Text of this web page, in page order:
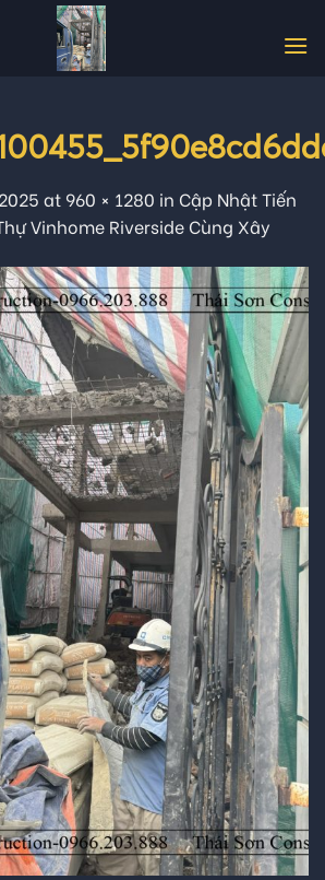
at 960 × 1280 in Cập Nhật Tiến
Vinhome Riverside Cùng Xây